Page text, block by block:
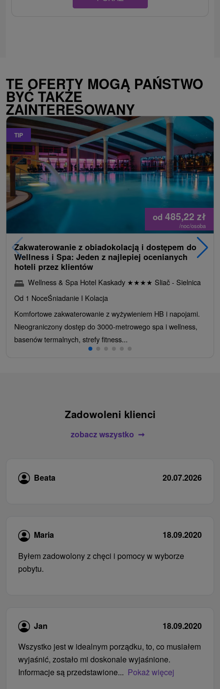
TE OFERTY MOGĄ PAŃSTWO
BYĆ TAKŻE
ZAINTERESOWANY
TIP
od 485,22 zł
/noc/osoba
Zakwaterowanie z obiadokolacją i dostępem do
Wellness i Spa: Jeden z najlepiej ocenianych
hoteli przez klientów
Wellness & Spa Hotel Kaskady ★★★★ Sliač - Sielnica
Od 1 NoceŚniadanie I Kolacja
Komfortowe zakwaterowanie z wyżywieniem HB i napojami.
Nieograniczony dostęp do 3000-metrowego spa i wellness,
basenów termalnych, strefy fitness...
Zadowoleni klienci
zobacz wszystko
Beata 20.07.2026
Maria
18.09.2020
Byłem zadowolony z chęci i pomocy w wyborze
pobytu.
Jan
18.09.2020
Wszystko jest w idealnym porządku, to, co musiałem
wyjaśnić, zostało mi doskonale wyjaśnione.
Informacje są przedstawione... Pokaż więcej